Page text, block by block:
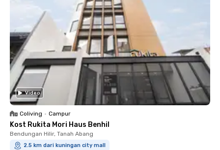
Video
Coliving • Campur
Kost Rukita Mori Haus Benhil
Bendungan Hilir, Tanah Abang
2.5 km dari kuningan city mall